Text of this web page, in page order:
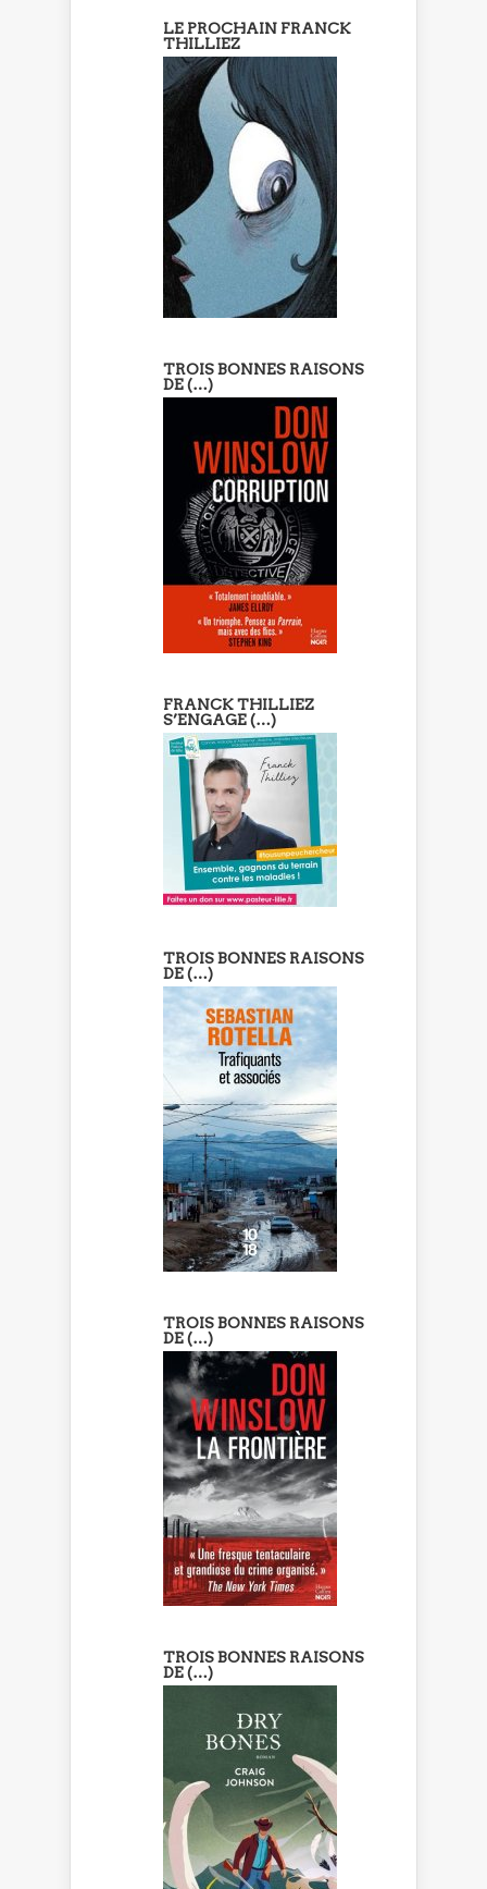
LE PROCHAIN FRANCK
THILLIEZ
TROIS BONNES RAISONS
DE (…)
FRANCK THILLIEZ
S’ENGAGE (…)
TROIS BONNES RAISONS
DE (…)
TROIS BONNES RAISONS
DE (…)
TROIS BONNES RAISONS
DE (…)